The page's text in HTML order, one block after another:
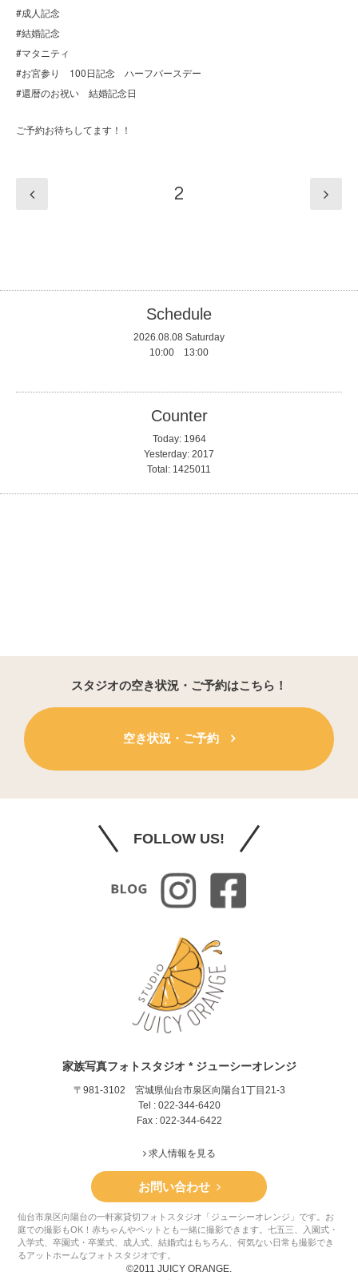
#成人記念
#結婚記念
#マタニティ
#お宮参り 100日記念 ハーフバースデー
#還暦のお祝い 結婚記念日
ご予約お待ちしてます！！
2
Schedule
2026.08.08 Saturday
10:00 13:00
Counter
Today: 1964
Yesterday: 2017
Total: 1425011
スタジオの空き状況・ご予約はこちら！
空き状況・ご予約
FOLLOW US!
家族写真フォトスタジオ * ジューシーオレンジ
〒981-3102 宮城県仙台市泉区向陽台1丁目21-3
Tel : 022-344-6420
Fax : 022-344-6422
求人情報を見る
お問い合わせ
仙台市泉区向陽台の一軒家貸切フォトスタジオ「ジューシーオレンジ」です。お
庭での撮影もOK！赤ちゃんやペットとも一緒に撮影できます。七五三、入園式・
入学式、卒園式・卒業式、成人式、結婚式はもちろん、何気ない日常も撮影でき
るアットホームなフォトスタジオです。
©2011 JUICY ORANGE.